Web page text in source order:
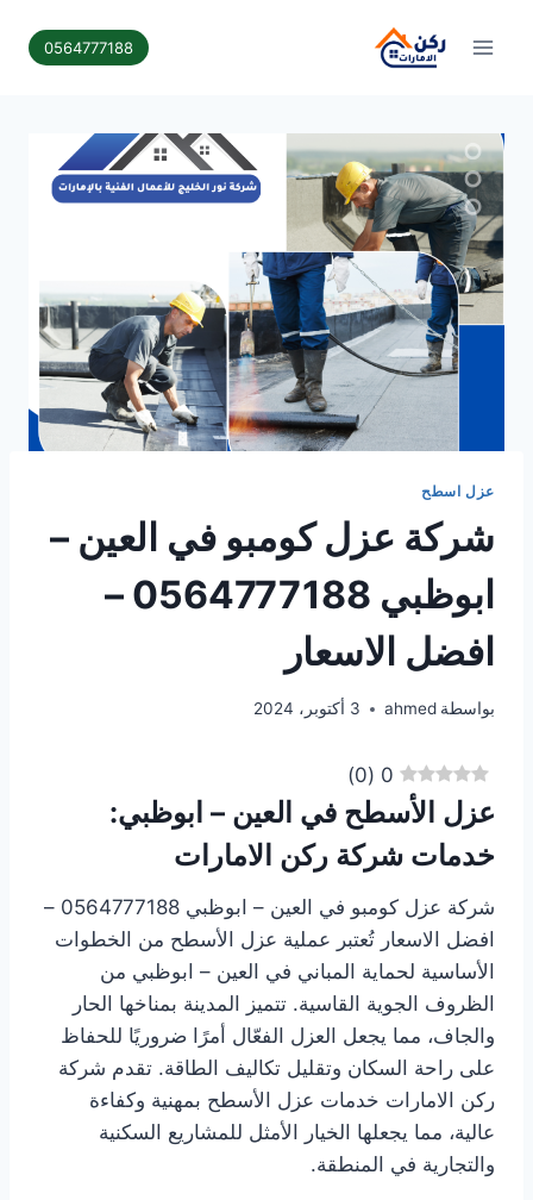
0564777188
عزل اسطح
شركة عزل كومبو في العين –
ابوظبي 0564777188 –
افضل الاسعار
بواسطة ahmed 3 أكتوبر، 2024
0
(
0
)
عزل الأسطح في العين – ابوظبي:
خدمات شركة ركن الامارات
شركة عزل كومبو في العين – ابوظبي 0564777188 –
افضل الاسعار تُعتبر عملية عزل الأسطح من الخطوات
الأساسية لحماية المباني في العين – ابوظبي من
الظروف الجوية القاسية. تتميز المدينة بمناخها الحار
والجاف، مما يجعل العزل الفعّال أمرًا ضروريًا للحفاظ
على راحة السكان وتقليل تكاليف الطاقة. تقدم شركة
ركن الامارات خدمات عزل الأسطح بمهنية وكفاءة
عالية، مما يجعلها الخيار الأمثل للمشاريع السكنية
والتجارية في المنطقة.